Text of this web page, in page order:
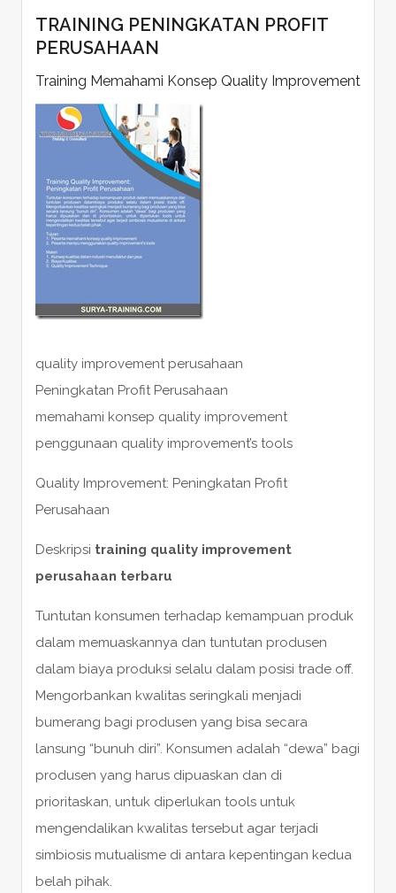
TRAINING PENINGKATAN PROFIT
PERUSAHAAN
Training Memahami Konsep Quality Improvement
quality improvement perusahaan
Peningkatan Profit Perusahaan
memahami konsep quality improvement
penggunaan quality improvement’s tools
Quality Improvement: Peningkatan Profit
Perusahaan
Deskripsi training quality improvement
perusahaan terbaru
Tuntutan konsumen terhadap kemampuan produk
dalam memuaskannya dan tuntutan produsen
dalam biaya produksi selalu dalam posisi trade off.
Mengorbankan kwalitas seringkali menjadi
bumerang bagi produsen yang bisa secara
lansung “bunuh diri”. Konsumen adalah “dewa” bagi
produsen yang harus dipuaskan dan di
prioritaskan, untuk diperlukan tools untuk
mengendalikan kwalitas tersebut agar terjadi
simbiosis mutualisme di antara kepentingan kedua
belah pihak.